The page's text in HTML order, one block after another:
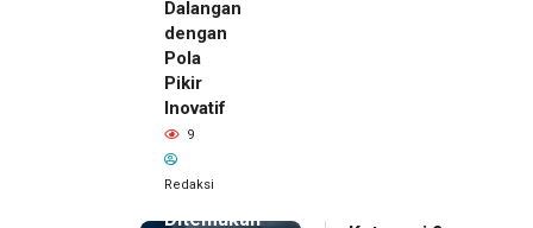
Dalangan
dengan
Pola
Pikir
Inovatif
9
Redaksi
1 hari lalu
Pemilik
Royal
Phone
Ditemukan